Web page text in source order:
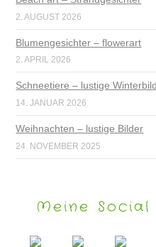
2. AUGUST 2026
Blumengesichter – flowerart
2. APRIL 2026
Schneetiere – lustige
14. JANUAR 2026
Weihnachten – lustige Bilder
24. NOVEMBER 2025
Meine